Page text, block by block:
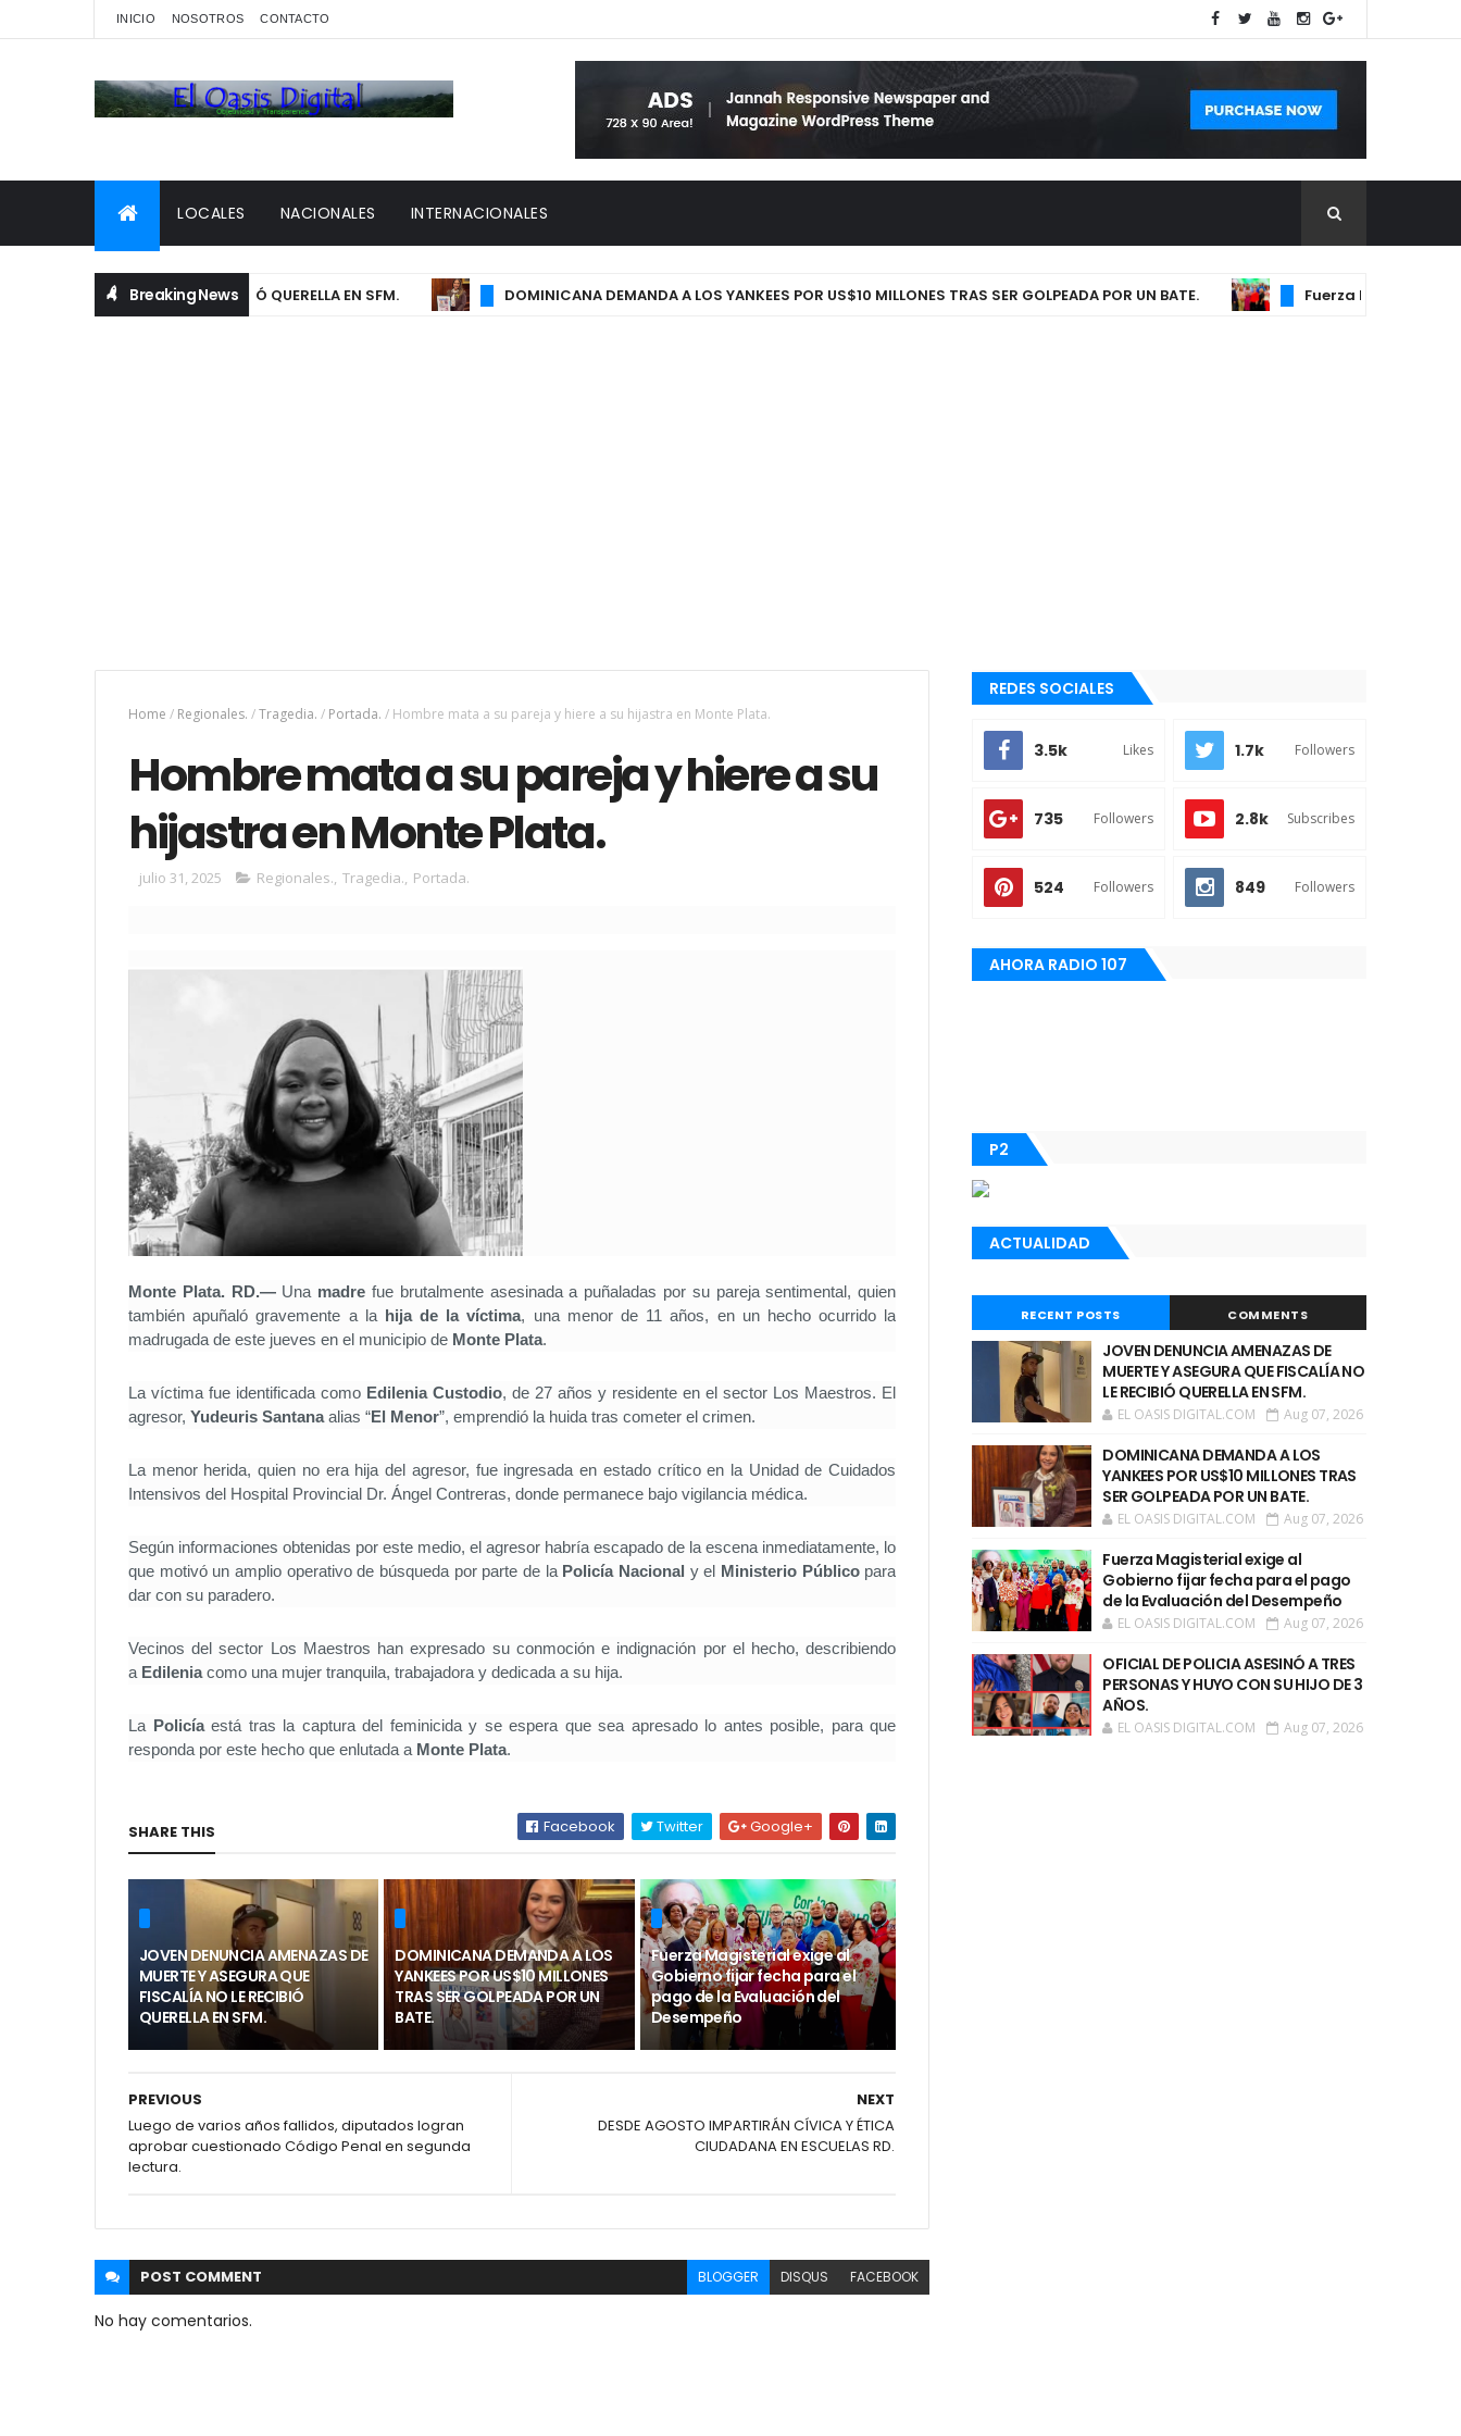
INICIO NOSOTROS CONTACTO
LOCALES NACIONALES INTERNACIONALES
Breaking News
QUE FISCALÍA NO LE RECIBIÓ QUERELLA EN SFM. DOMINICANA DEMANDA A LOS YANKEES POR US$10 MILLONES TRAS SER GOLPEADA POR UN BATE. Fuerza Magisterial
Home / Regionales. /Tragedia. / Portada. / Hombre mata a su pareja y hiere a su hijastra en Monte Plata.
Hombre mata a su pareja y hiere a su
hijastra en Monte Plata.
julio 31, 2025 Regionales., Tragedia., Portada.
Monte Plata. RD.—Una madre fue brutalmente asesinada a puñaladas por su pareja sentimental, quien
también apuñaló gravemente a la hija de la víctima, una menor de 11 años, en un hecho ocurrido la
madrugada de este jueves en el municipio de Monte Plata.
La víctima fue identificada como Edilenia Custodio, de 27 años y residente en el sector Los Maestros. El
agresor, Yudeuris Santanaalias “El Menor”, emprendió la huida tras cometer el crimen.
La menor herida, quien no era hija del agresor, fue ingresada en estado crítico en la Unidad de Cuidados
Intensivos del Hospital Provincial Dr. Ángel Contreras, donde permanece bajo vigilancia médica.
Según informaciones obtenidas por este medio, el agresor habría escapado de la escena inmediatamente, lo
que motivó un amplio operativo de búsqueda por parte de la Policía Nacional y el Ministerio Públicopara
dar con su paradero.
Vecinos del sector Los Maestros han expresado su conmoción e indignación por el hecho, describiendo
a Edileniacomo una mujer tranquila, trabajadora y dedicada a su hija.
La Policíaestá tras la captura del feminicida y se espera que sea apresado lo antes posible, para que
responda por este hecho que enlutada a Monte Plata.
SHARE THIS Facebook Twitter Google+
JOVEN DENUNCIA AMENAZAS DE
MUERTE Y ASEGURA QUE
FISCALÍA NO LE RECIBIÓ
QUERELLA EN SFM.
DOMINICANA DEMANDA A LOS
YANKEES POR US$10 MILLONES
TRAS SER GOLPEADA POR UN
BATE.
Fuerza Magisterial exige al
Gobierno fijar fecha para el
pago de la Evaluación del
Desempeño
NEXT
DESDE AGOSTO IMPARTIRÁN CÍVICA Y ÉTICA
CIUDADANA EN ESCUELAS RD.
PREVIOUS
Luego de varios años fallidos, diputados logran
aprobar cuestionado Código Penal en segunda
lectura.
POST COMMENT BLOGGER DISQUS FACEBOOK
No hay comentarios.
REDES SOCIALES
3.5k Likes 1.7k Followers
735 Followers 2.8k Subscribes
524 Followers 849 Followers
AHORA RADIO 107
P2
ACTUALIDAD
RECENT POSTS COMMENTS
JOVEN DENUNCIA AMENAZAS DE
MUERTE Y ASEGURA QUE FISCALÍA NO
LE RECIBIÓ QUERELLA EN SFM.
EL OASIS DIGITAL.COM Aug 07, 2026
DOMINICANA DEMANDA A LOS
YANKEES POR US$10 MILLONES TRAS
SER GOLPEADA POR UN BATE.
EL OASIS DIGITAL.COM Aug 07, 2026
Fuerza Magisterial exige al
Gobierno fijar fecha para el pago
de la Evaluación del Desempeño
EL OASIS DIGITAL.COM Aug 07, 2026
OFICIAL DE POLICIA ASESINÓ A TRES
PERSONAS Y HUYO CON SU HIJO DE 3
AÑOS.
EL OASIS DIGITAL.COM Aug 07, 2026